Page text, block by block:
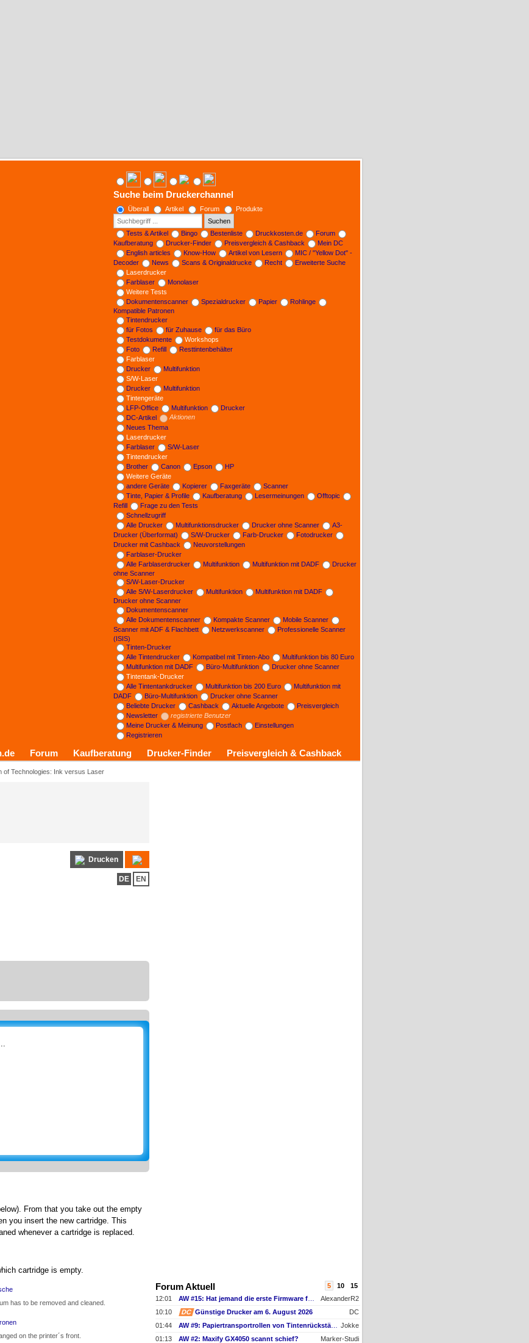
Suche beim Druckerchannel
Überall Artikel Forum
Produkte
Suchen
Tests & Artikel
Bingo Bestenliste Druckkosten.de
Forum
Kaufberatung
Drucker-Finder Preisvergleich & Cashback
Mein DC
English articles
Know-How Artikel von Lesern
MIC / "Yellow Dot" -
Decoder
News Scans & Originaldrucke Recht
Erweiterte Suche
Laserdrucker
Farblaser
Monolaser
Weitere Tests
Dokumentenscanner
Spezialdrucker Papier
Rohlinge
Kompatible Patronen
Tintendrucker
für Fotos
für Zuhause
für das Büro
Testdokumente
Workshops
Foto
Refill
Resttintenbehälter
Farblaser
Drucker
Multifunktion
S/W-Laser
Drucker
Multifunktion
Tintengeräte
LFP-Office
Multifunktion
Drucker
DC-Artikel
Aktionen
Neues Thema
Laserdrucker
Farblaser
S/W-Laser
Tintendrucker
Brother
Canon Epson
HP
Weitere Geräte
andere Geräte
Kopierer Faxgeräte
Scanner
Tinte, Papier & Profile
Kaufberatung Lesermeinungen
Offtopic
Refill
Frage zu den Tests
Schnellzugriff
Alle Drucker
Multifunktionsdrucker Drucker ohne Scanner
A3-
Drucker (Überformat)
S/W-Drucker Farb-Drucker
Fotodrucker
Drucker mit Cashback
Neuvorstellungen
Farblaser-Drucker
Alle Farblaserdrucker
Multifunktion Multifunktion mit DADF
Drucker
ohne Scanner
S/W-Laser-Drucker
Alle S/W-Laserdrucker
Multifunktion
Multifunktion mit DADF
Drucker ohne Scanner
Dokumentenscanner
Alle Dokumentenscanner
Kompakte Scanner
Mobile Scanner
Scanner mit ADF & Flachbett
Netzwerkscanner
Professionelle Scanner
(ISIS)
Tinten-Drucker
Alle Tintendrucker
Kompatibel mit Tinten-Abo
Multifunktion bis 80 Euro
Multifunktion mit DADF
Büro-Multifunktion
Drucker ohne Scanner
Tintentank-Drucker
Alle Tintentankdrucker
Multifunktion bis 200 Euro
Multifunktion mit
DADF
Büro-Multifunktion
Drucker ohne Scanner
Beliebte Drucker
Cashback Aktuelle Angebote
Preisvergleich
Newsletter
registrierte Benutzer
Meine Drucker & Meinung
Postfach
Einstellungen
Registrieren
Forum Kaufberatung Drucker-Finder Preisvergleich & Cashback
of Technologies: Ink versus Laser
Drucken
DE EN
From that you take out the empty
you insert the new cartridge. This
whenever a cartridge is replaced.
cartridge is empty.
has to be removed and cleaned.
on the printer´s front.
Forum Aktuell 5 10
15
12:01
AlexanderR2
10:10
DC Günstige Drucker am 6. August 2026
DC
01:44
Jokke
01:13
AW #2: Maxify GX4050 scannt schief?
Marker-Studi